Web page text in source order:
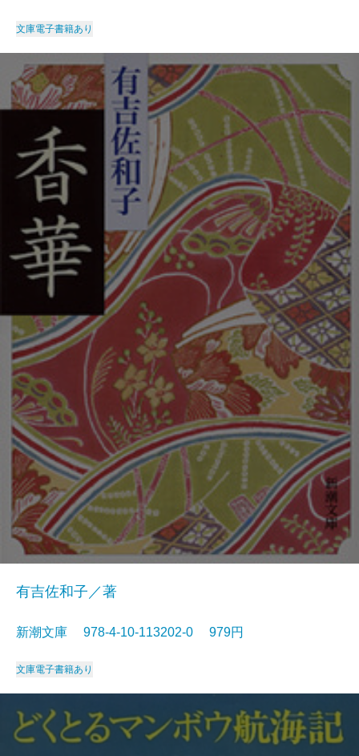
文庫電子書籍あり
有吉佐和子／著
新潮文庫 978-4-10-113202-0 979円
文庫電子書籍あり